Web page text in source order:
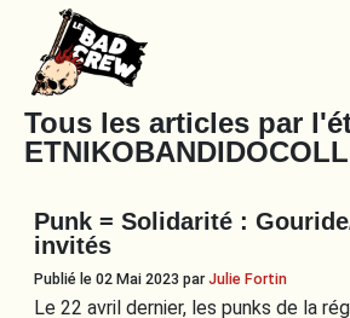
Le
Bad
Crew
Tous les articles par
Punk = Solidarité :
invités
Publié le 02 Mai 2023 parJulie Fortin
Le 22 avril dernier, les punks de la